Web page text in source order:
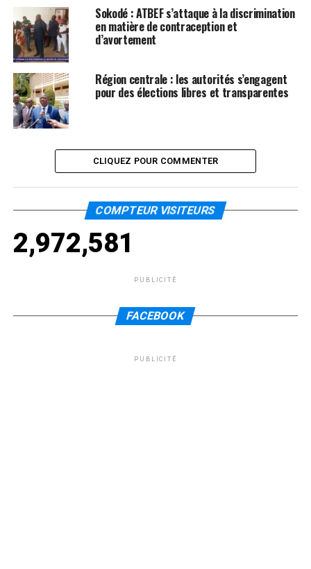
Sokodé : ATBEF s’attaque à la discrimination
en matière de contraception et
d’avortement
Région centrale : les autorités s’engagent
pour des élections libres et transparentes
CLIQUEZ POUR COMMENTER
COMPTEUR VISITEURS
2,972,581
PUBLICITÉ
FACEBOOK
PUBLICITÉ